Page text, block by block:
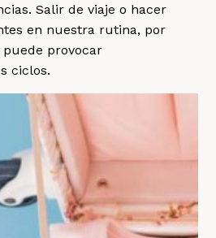
Salir de viaje o hacer
en nuestra rutina, por
provocar
ciclos.